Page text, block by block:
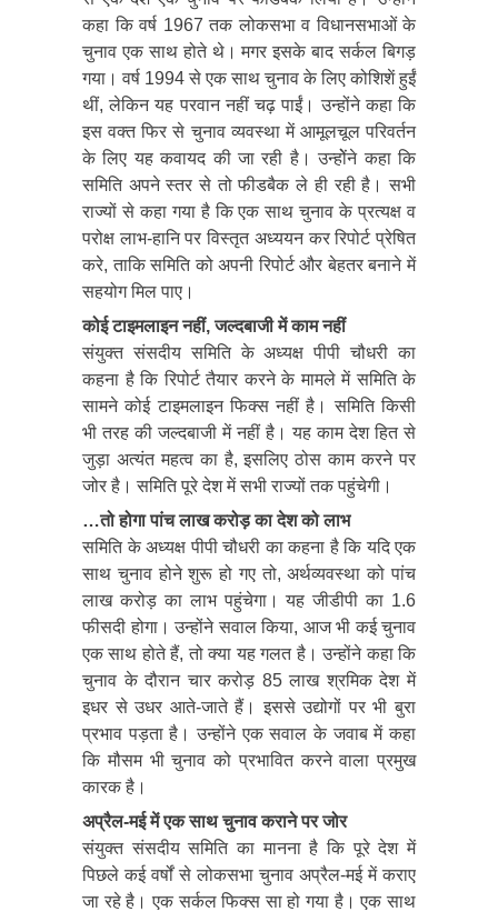
कहा कि वर्ष 1967 तक लोकसभा व विधानसभाओं के
चुनाव एक साथ होते थे। मगर इसके बाद सर्कल बिगड़
गया। वर्ष 1994 से एक साथ चुनाव के लिए कोशिशें हुईं
थीं, लेकिन यह परवान नहीं चढ़ पाईं। उन्होंने कहा कि
इस वक्त फिर से चुनाव व्यवस्था में आमूलचूल परिवर्तन
के लिए यह कवायद की जा रही है। उन्होेंने कहा कि
समिति अपने स्तर से तो फीडबैक ले ही रही है। सभी
राज्यों से कहा गया है कि एक साथ चुनाव के प्रत्यक्ष व
परोक्ष लाभ-हानि पर विस्तृत अध्ययन कर रिपोर्ट प्रेषित
करे, ताकि समिति को अपनी रिपोर्ट और बेहतर बनाने में
सहयोग मिल पाए।
कोई टाइमलाइन नहीं, जल्दबाजी में काम नहीं
संयुक्त संसदीय समिति के अध्यक्ष पीपी चौधरी का
कहना है कि रिपोर्ट तैयार करने के मामले में समिति के
सामने कोई टाइमलाइन फिक्स नहीं है। समिति किसी
भी तरह की जल्दबाजी में नहीं है। यह काम देश हित से
जुड़ा अत्यंत महत्व का है, इसलिए ठोस काम करने पर
जोर है। समिति पूरे देश में सभी राज्यों तक पहुंचेगी।
…तो होगा पांच लाख करोड़ का देश को लाभ
समिति के अध्यक्ष पीपी चौधरी का कहना है कि यदि एक
साथ चुनाव होने शुरू हो गए तो, अर्थव्यवस्था को पांच
लाख करोड़ का लाभ पहुंचेगा। यह जीडीपी का 1.6
फीसदी होगा। उन्होंने सवाल किया, आज भी कई चुनाव
एक साथ होते हैं, तो क्या यह गलत है। उन्होंने कहा कि
चुनाव के दौरान चार करोड़ 85 लाख श्रमिक देश में
इधर से उधर आते-जाते हैं। इससे उद्योगों पर भी बुरा
प्रभाव पड़ता है। उन्होंने एक सवाल के जवाब में कहा
कि मौसम भी चुनाव को प्रभावित करने वाला प्रमुख
कारक है।
अप्रैल-मई में एक साथ चुनाव कराने पर जोर
संयुक्त संसदीय समिति का मानना है कि पूरे देश में
पिछले कई वर्षों से लोकसभा चुनाव अप्रैल-मई में कराए
जा रहे है। एक सर्कल फिक्स सा हो गया है। एक साथ